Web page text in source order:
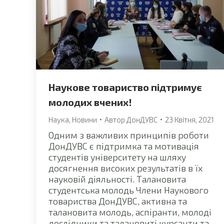
Наукове товариство підтримує
молодих вчених!
Наука Новини Автор ДонДУВС 23 Квітня, 2021
Одним з важливих принципів роботи
ДонДУВС є підтримка та мотивація
студентів університету на шляху
досягнення високих результатів в їх
науковій діяльності. Талановита
студентська молодь Члени Наукового
товариства ДонДУВС, активна та
талановита молодь, аспіранти, молоді